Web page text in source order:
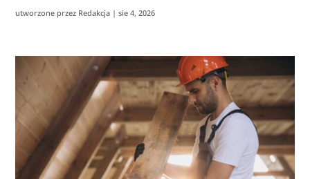
utworzone przez Redakcja |sie 4, 2026